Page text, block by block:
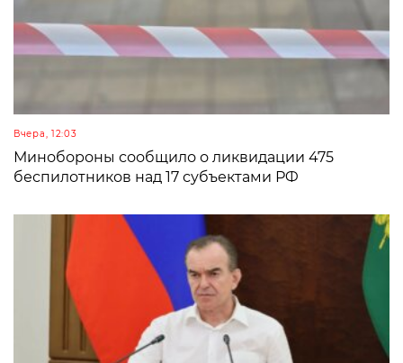
Вчера, 12:03
Минобороны сообщило о ликвидации 475
беспилотников над 17 субъектами РФ